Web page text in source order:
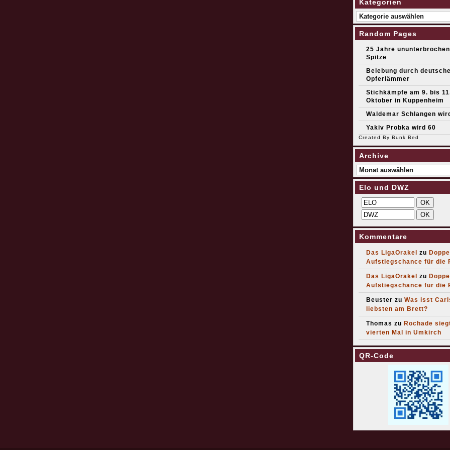
Kategorien
Kategorien
Random Pages
25 Jahre
Spitze
Belebung durch deutsche
Opferlämmer
Stichkämpfe am 9. bis
Oktober in Kuppenheim
Waldemar Schlangen
Yakiv Probka wird 60
Created By Bunk Bed
Archive
Archive
Elo und DWZ
Kommentare
Das LigaOrakel zu
Aufstiegschance für die
Das LigaOrakel zu
Aufstiegschance für die
Beuster zu Was isst
liebsten am Brett?
Thomas zu Rochade
vierten Mal in Umkirch
QR-Code